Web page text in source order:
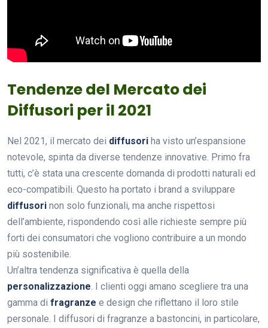
Tendenze del Mercato dei
Diffusori per il 2021
Nel 2021, il mercato dei diffusori ha visto un’espansione
notevole, spinta da diverse tendenze innovative. Primo fra
tutti, c’è stata una crescente domanda di prodotti naturali ed
eco-compatibili. Questo ha portato i brand a sviluppare
diffusori non solo funzionali, ma anche rispettosi
dell’ambiente, rispondendo così alle richieste sempre più
forti dei consumatori che vogliono contribuire a un mondo
più sostenibile.
Un’altra tendenza significativa è quella della
personalizzazione. I clienti oggi amano scegliere tra una
gamma di fragranze e design che riflettano il loro stile
personale. I diffusori di fragranze a bastoncini, in particolare,